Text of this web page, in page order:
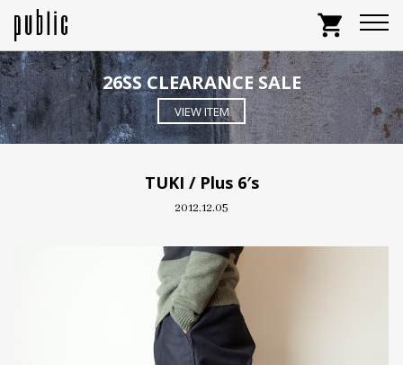
shopping_cart
26SS CLEARANCE SALE
VIEW ITEM
TUKI / Plus 6′s
2012.12.05